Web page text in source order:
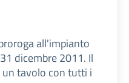
all'impianto
dicembre 2011. Il
un tavolo con tutti i